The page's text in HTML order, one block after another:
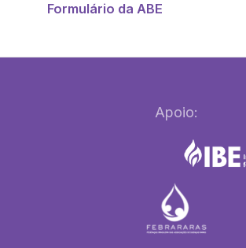
Formulário da ABE
Apoio: